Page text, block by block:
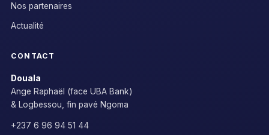
Nos partenaires
Actualité
CONTACT
Douala
Ange Raphaël (face UBA Bank)
& Logbessou, fin pavé Ngoma
+237 6 96 94 51 44